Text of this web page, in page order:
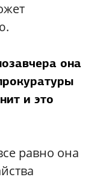
она
и это
равно она